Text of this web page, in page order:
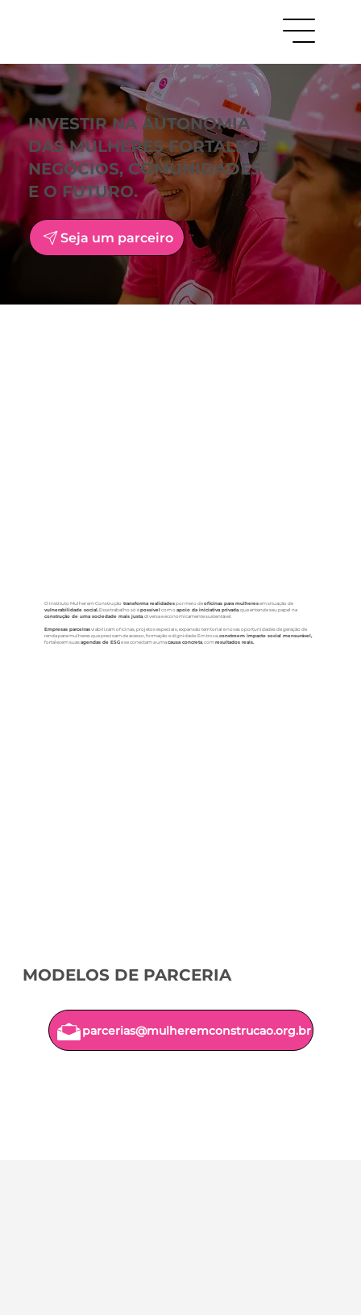
INVESTIR NA AUTONOMIA
DAS MULHERES FORTALECE
NEGÓCIOS, COMUNIDADES
E O FUTURO.
Seja um parceiro
O Instituto Mulher em Construção transforma realidadespor meio deoficinas para mulheresem situação de
vulnerabilidade social. Esse trabalho só épossívelcom oapoio da iniciativa privada , que entende seu papel na
construção de uma sociedade mais justa , diversa e economicamente sustentável.
Empresas parceirasviabilizam oficinas, projetos especiais, expansão territorial e novas oportunidades de geração de
renda para mulheres que precisam de acesso, formação e dignidade. Em troca,constroem impacto social mensurável,
fortalecem suasagendas de ESGe se conectam a umacausa concreta , comresultados reais.
MODELOS DE PARCERIA
parcerias@mulheremconstrucao.org.br